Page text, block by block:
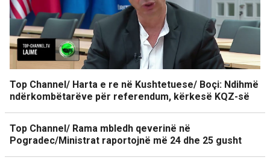
Top Channel/ Harta e re në Kushtetuese/ Boçi: Ndihmë
ndërkombëtarëve për referendum, kërkesë KQZ-së
Top Channel/ Rama mbledh qeverinë në
Pogradec/Ministrat raportojnë më 24 dhe 25 gusht